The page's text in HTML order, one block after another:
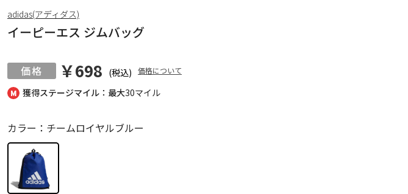
獲得ステージマイル：最大30マイル
イーピーエス ジムバッグ
￥698 (税込) 価格について
カラー：チームロイヤルブルー
adidas(アディダス)